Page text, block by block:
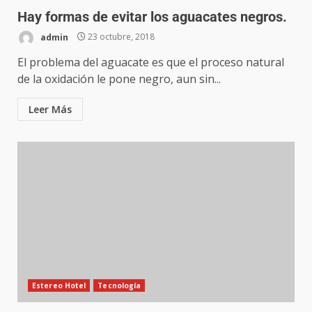
Hay formas de evitar los aguacates negros.
admin 23 octubre, 2018
El problema del aguacate es que el proceso natural
de la oxidación le pone negro, aun sin...
Leer Más
Estereo Hotel Tecnología